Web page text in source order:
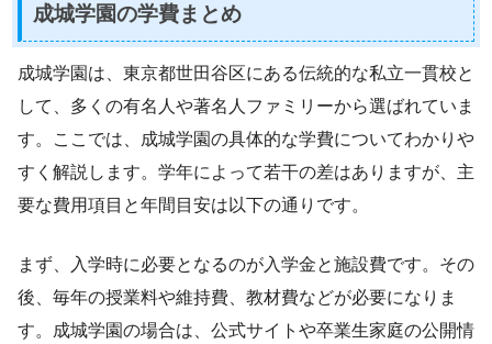
成城学園の学費まとめ
成城学園は、東京都世田谷区にある伝統的な私立一貫校と
して、多くの有名人や著名人ファミリーから選ばれていま
す。ここでは、成城学園の具体的な学費についてわかりや
すく解説します。学年によって若干の差はありますが、主
要な費用項目と年間目安は以下の通りです。
まず、入学時に必要となるのが入学金と施設費です。その
後、毎年の授業料や維持費、教材費などが必要になりま
す。成城学園の場合は、公式サイトや卒業生家庭の公開情